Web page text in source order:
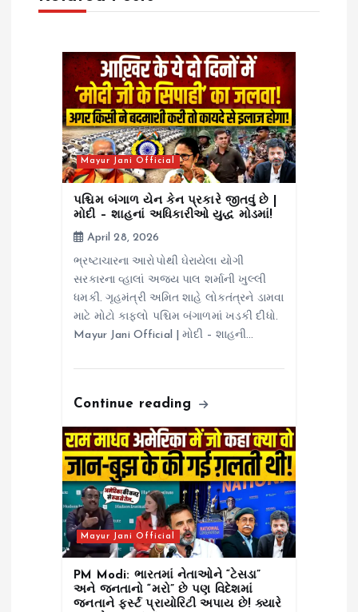
Mayur Jani Official
પશ્ચિમ બંગાળ યેન કેન પ્રકારે જીતવું છે |
મોદી – શાહનાં અધિકારીઓ યુદ્ધ મોડમાં!
April 28, 2026
ભ્રષ્ટાચારના આરોપોથી ઘેરાયેલા યોગી
સરકારના વ્હાલાં અજય પાલ શર્માની ખુલ્લી
ધમકી. ગૃહમંત્રી અમિત શાહે લોકતંત્રને ડામવા
માટે મોટો કાફલો પશ્ચિમ બંગાળમાં ખડકી દીધો.
Mayur Jani Official | મોદી – શાહની…
Continue reading
Mayur Jani Official
PM Modi: ભારતમાં નેતાઓને “ટેસડા”
અને જનતાનો “મરો” છે પણ વિદેશમાં
જનતાને ફર્સ્ટ પ્રાયોરિટી અપાય છે! ક્યારે